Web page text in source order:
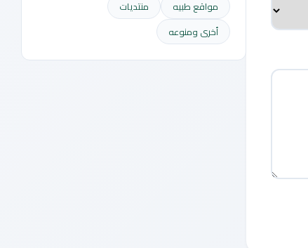
مواقع طبيه
منتديات
أخرى ومنوعه